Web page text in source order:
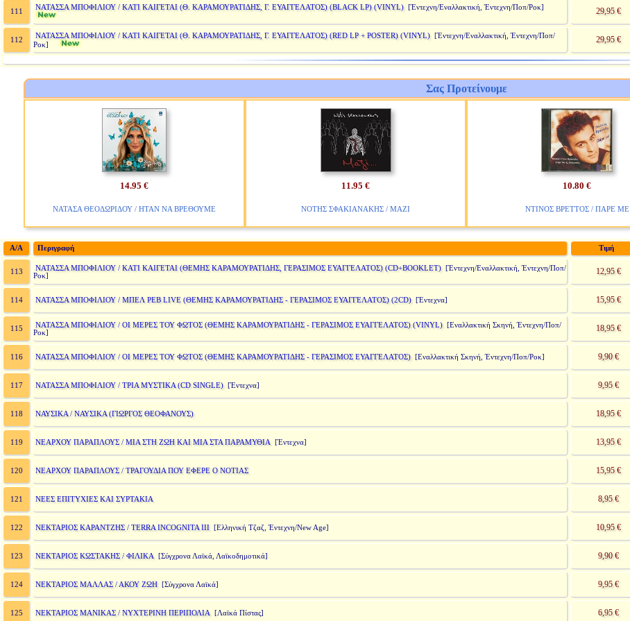
111
ΝΑΤΑΣΣΑ ΜΠΟΦΙΛΙΟΥ / ΚΑΤΙ ΚΑΙΓΕΤΑΙ (Θ. ΚΑΡΑΜΟΥΡΑΤΙΔΗΣ, Γ. ΕΥΑΓΓΕΛΑΤΟΣ) (BLACK LP) (VINYL)[Έντεχνη/Εναλλακτική, Έντεχνη/Ποπ/Ροκ] 29,95 €
112
ΝΑΤΑΣΣΑ ΜΠΟΦΙΛΙΟΥ / ΚΑΤΙ ΚΑΙΓΕΤΑΙ (Θ. ΚΑΡΑΜΟΥΡΑΤΙΔΗΣ, Γ. ΕΥΑΓΓΕΛΑΤΟΣ) (RED LP + POSTER) (VINYL)[Έντεχνη/Εναλλακτική, Έντεχνη/Ποπ/
Ροκ]
29,95 €
Σας Προτείνουμε
14.95 €
ΝΑΤΑΣΑ ΘΕΟΔΩΡΙΔΟΥ / ΗΤΑΝ ΝΑ ΒΡΕΘΟΥΜΕ
11.95 €
ΝΟΤΗΣ ΣΦΑΚΙΑΝΑΚΗΣ / ΜΑΖΙ
10.80 €
ΝΤΙΝΟΣ ΒΡΕΤΤΟΣ / ΠΑΡΕ ΜΕ
A/A Περιγραφή Τιμή
113 ΝΑΤΑΣΣΑ ΜΠΟΦΙΛΙΟΥ / ΚΑΤΙ ΚΑΙΓΕΤΑΙ (ΘΕΜΗΣ ΚΑΡΑΜΟΥΡΑΤΙΔΗΣ, ΓΕΡΑΣΙΜΟΣ ΕΥΑΓΓΕΛΑΤΟΣ) (CD+BOOKLET)[Έντεχνη/Εναλλακτική, Έντεχνη/Ποπ/
Ροκ]
12,95 €
114 ΝΑΤΑΣΣΑ ΜΠΟΦΙΛΙΟΥ / ΜΠΕΛ ΡΕΒ LIVE (ΘΕΜΗΣ ΚΑΡΑΜΟΥΡΑΤΙΔΗΣ - ΓΕΡΑΣΙΜΟΣ ΕΥΑΓΓΕΛΑΤΟΣ) (2CD)[Έντεχνα] 15,95 €
115 ΝΑΤΑΣΣΑ ΜΠΟΦΙΛΙΟΥ / ΟΙ ΜΕΡΕΣ ΤΟΥ ΦΩΤΟΣ (ΘΕΜΗΣ ΚΑΡΑΜΟΥΡΑΤΙΔΗΣ - ΓΕΡΑΣΙΜΟΣ ΕΥΑΓΓΕΛΑΤΟΣ) (VINYL)[Εναλλακτική Σκηνή, Έντεχνη/Ποπ/
Ροκ]
18,95 €
116 ΝΑΤΑΣΣΑ ΜΠΟΦΙΛΙΟΥ / ΟΙ ΜΕΡΕΣ ΤΟΥ ΦΩΤΟΣ (ΘΕΜΗΣ ΚΑΡΑΜΟΥΡΑΤΙΔΗΣ - ΓΕΡΑΣΙΜΟΣ ΕΥΑΓΓΕΛΑΤΟΣ)[Εναλλακτική Σκηνή, Έντεχνη/Ποπ/Ροκ] 9,90 €
117 ΝΑΤΑΣΣΑ ΜΠΟΦΙΛΙΟΥ / ΤΡΙΑ ΜΥΣΤΙΚΑ (CD SINGLE)[Έντεχνα] 9,95 €
118 ΝΑΥΣΙΚΑ / ΝΑΥΣΙΚΑ (ΓΙΩΡΓΟΣ ΘΕΟΦΑΝΟΥΣ) 18,95 €
119 ΝΕΑΡΧΟΥ ΠΑΡΑΠΛΟΥΣ / ΜΙΑ ΣΤΗ ΖΩΗ ΚΑΙ ΜΙΑ ΣΤΑ ΠΑΡΑΜΥΘΙΑ [Έντεχνα] 13,95 €
120 ΝΕΑΡΧΟΥ ΠΑΡΑΠΛΟΥΣ / ΤΡΑΓΟΥΔΙΑ ΠΟΥ ΕΦΕΡΕ Ο ΝΟΤΙΑΣ 15,95 €
121 ΝΕΕΣ ΕΠΙΤΥΧΙΕΣ ΚΑΙ ΣΥΡΤΑΚΙΑ 8,95 €
122 ΝΕΚΤΑΡΙΟΣ ΚΑΡΑΝΤΖΗΣ / TERRA INCOGNITA III [Ελληνική Τζαζ, Έντεχνη/New Age] 10,95 €
123 ΝΕΚΤΑΡΙΟΣ ΚΩΣΤΑΚΗΣ / ΦΙΛΙΚΑ [Σύγχρονα Λαϊκά, Λαϊκοδημοτικά] 9,90 €
124 ΝΕΚΤΑΡΙΟΣ ΜΑΛΛΑΣ / ΑΚΟΥ ΖΩΗ[Σύγχρονα Λαϊκά] 9,95 €
125 ΝΕΚΤΑΡΙΟΣ ΜΑΝΙΚΑΣ / ΝΥΧΤΕΡΙΝΗ ΠΕΡΙΠΟΛΙΑ [Λαϊκά Πίστας] 6,95 €